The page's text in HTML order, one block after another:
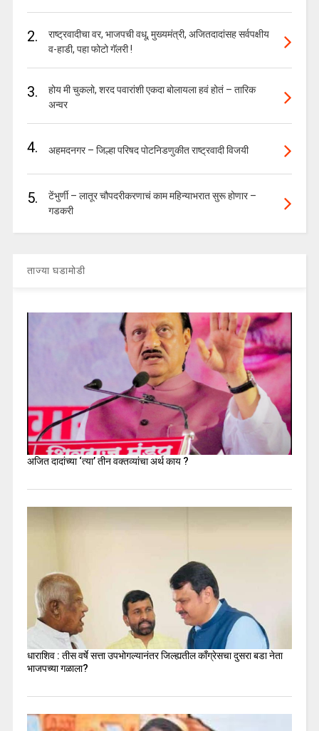
2.
राष्ट्रवादीचा वर, भाजपची वधू, मुख्यमंत्री, अजितदादांसह सर्वपक्षीय
व-हाडी, पहा फोटो गॅलरी !
3.
होय मी चुकलो, शरद पवारांशी एकदा बोलायला हवं होतं – तारिक
अन्वर
4. अहमदनगर – जिल्हा परिषद पोटनिडणुकीत राष्ट्रवादी विजयी
5.
टेंभुर्णी – लातूर चौपदरीकरणाचं काम महिन्याभरात सुरू होणार –
गडकरी
ताज्या घडामोडी
अजित दादांच्या ‘त्या’ तीन वक्तव्यांचा अर्थ काय ?
धाराशिव : तीस वर्षे सत्ता उपभोगल्यानंतर जिल्ह्यतील कॉंग्रेसचा दुसरा बडा नेता
भाजपच्या गळाला?